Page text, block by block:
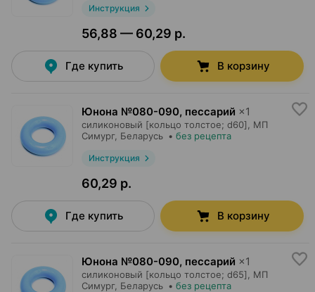
Инструкция
56,88 — 60,29 р.
Где купить В корзину
Юнона №080-090, пессарий ×1
силиконовый [кольцо толстое; d60],
МП
Симург, Беларусь • без рецепта
Инструкция
60,29 р.
Где купить В корзину
Юнона №080-090, пессарий ×1
силиконовый [кольцо толстое; d65],
МП
Симург, Беларусь • без рецепта